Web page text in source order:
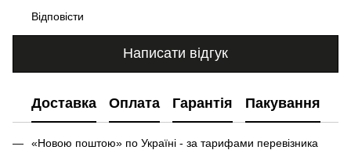
Відповісти
Написати відгук
Доставка Оплата Гарантія Пакування
«Новою поштою» по Україні - за тарифами перевізника